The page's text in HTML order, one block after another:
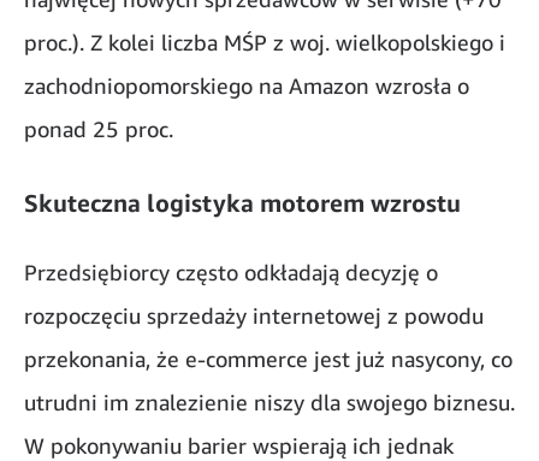
proc.). Z kolei liczba MŚP z woj. wielkopolskiego i
zachodniopomorskiego na Amazon wzrosła o
ponad 25 proc.
Skuteczna logistyka motorem wzrostu
Przedsiębiorcy często odkładają decyzję o
rozpoczęciu sprzedaży internetowej z powodu
przekonania, że e-commerce jest już nasycony, co
utrudni im znalezienie niszy dla swojego biznesu.
W pokonywaniu barier wspierają ich jednak